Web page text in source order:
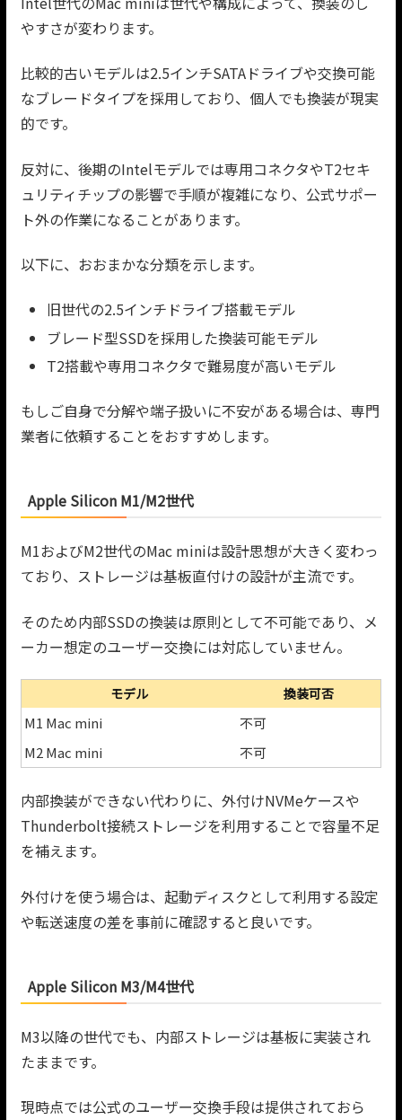
やすさが変わります。
比較的古いモデルは2.5インチSATAドライブや交換可能
なブレードタイプを採用しており、個人でも換装が現実
的です。
反対に、後期のIntelモデルでは専用コネクタやT2セキ
ュリティチップの影響で手順が複雑になり、公式サポー
ト外の作業になることがあります。
以下に、おおまかな分類を示します。
旧世代の2.5インチドライブ搭載モデル
ブレード型SSDを採用した換装可能モデル
T2搭載や専用コネクタで難易度が高いモデル
もしご自身で分解や端子扱いに不安がある場合は、専門
業者に依頼することをおすすめします。
Apple Silicon M1/M2世代
M1およびM2世代のMac miniは設計思想が大きく変わっ
ており、ストレージは基板直付けの設計が主流です。
そのため内部SSDの換装は原則として不可能であり、メ
ーカー想定のユーザー交換には対応していません。
モデル 換装可否
M1 Mac mini
不可
M2 Mac mini
不可
内部換装ができない代わりに、外付けNVMeケースや
Thunderbolt接続ストレージを利用することで容量不足
を補えます。
外付けを使う場合は、起動ディスクとして利用する設定
や転送速度の差を事前に確認すると良いです。
Apple Silicon M3/M4世代
M3以降の世代でも、内部ストレージは基板に実装され
たままです。
現時点では公式のユーザー交換手段は提供されておら